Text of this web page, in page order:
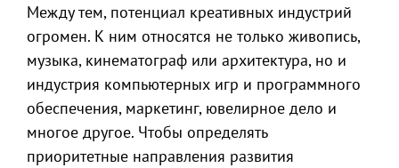
Между тем, потенциал креативных индустрий
огромен. К ним относятся не только живопись,
музыка, кинематограф или архитектура, но и
индустрия компьютерных игр и программного
обеспечения, маркетинг, ювелирное дело и
многое другое. Чтобы определять
приоритетные направления развития